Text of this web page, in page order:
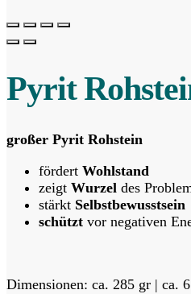
Pyrit
großer Pyrit Rohstein
fördert Wohlstand
zeigt Wurzel des
stärkt Selbstbewusstsein
schützt vor negativen
Dimensionen: ca. 285 gr | ca.